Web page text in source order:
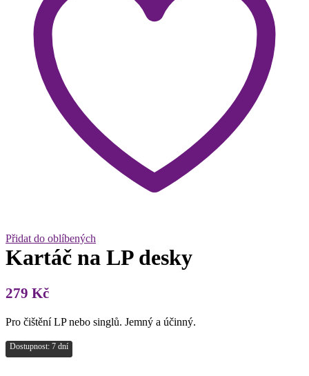
Přidat do oblíbených
Kartáč na LP desky
279 Kč
Pro čištění LP nebo singlů. Jemný a účinný.
Dostupnost: 7 dní